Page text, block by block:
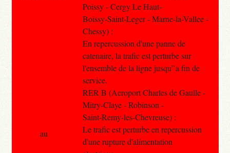
Poissy - Cergy Le Haut-
Boissy-Saint-Leger - Marne-la-Vallee -
Chessy) :
En repercussion d'une panne de
catenaire, la trafic est perturbe sur
l'ensemble de la ligne jusqu'`a fin de
service.
RER B (Aeroport Charles de Gaulle -
Mitry-Claye - Robinson -
Saint-Remy-les-Chevreuse) :
Le trafic est perturbe en repercussion
d'une rupture d'alimentation
au